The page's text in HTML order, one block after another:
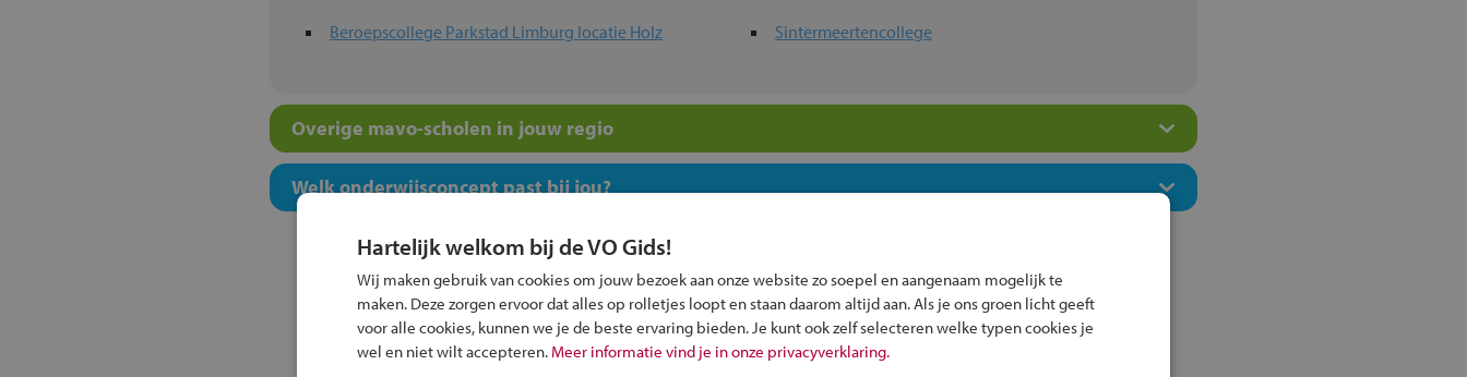
Beroepscollege Parkstad Limburg locatie Holz Sintermeertencollege
Overige mavo-scholen in jouw regio
Welk onderwijsconcept past bij jou?
Inschrijven?
Hartelijk welkom bij de VO Gids!
Wij maken gebruik van cookies om jouw bezoek aan onze website zo soepel en aangenaam mogelijk te
maken. Deze zorgen ervoor dat alles op rolletjes loopt en staan daarom altijd aan. Als je ons groen licht geeft
voor alle cookies, kunnen we je de beste ervaring bieden. Je kunt ook zelf selecteren welke typen cookies je
wel en niet wilt accepteren. Meer informatie vind je in onze privacyverklaring.